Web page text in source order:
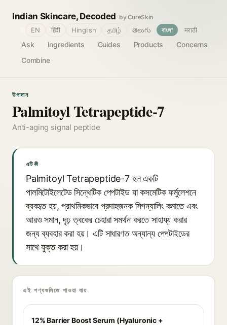
Indian Skincare, Decoded by CureSkin
Ask Ingredients Guides Products
Concerns
Combine
EN हिंदी Hinglish தமிழ் తెలుగు বাংলা मराठी
উপাদান
Palmitoyl Tetrapeptide-7
Anti-aging signal peptide
এটি কী
Palmitoyl Tetrapeptide-7 হল একটি
পালমিটোইলেটেড সিন্থেটিক পেপটাইড যা কসমেটিক ফর্মুলেশনে
ব্যবহৃত হয়, প্রাথমিকভাবে প্রদাহজনক সিগন্যালিং কমাতে এবং
আরও সমান, দৃঢ় ত্বকের চেহারা সমর্থন করতে সাহায্য করার
জন্য ব্যবহার করা হয়। এটি সাধারণত অন্যান্য পেপটাইডের
সাথে যুক্ত করা হয়।
এই পণ্যগুলিতে পাওয়া যায়
12% Barrier Boost Serum (Hyaluronic +